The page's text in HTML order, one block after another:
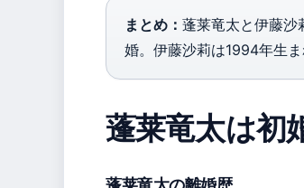
まとめ： 蓬莱竜太と伊藤
婚。伊藤沙莉は1994年生
蓬莱竜太は初